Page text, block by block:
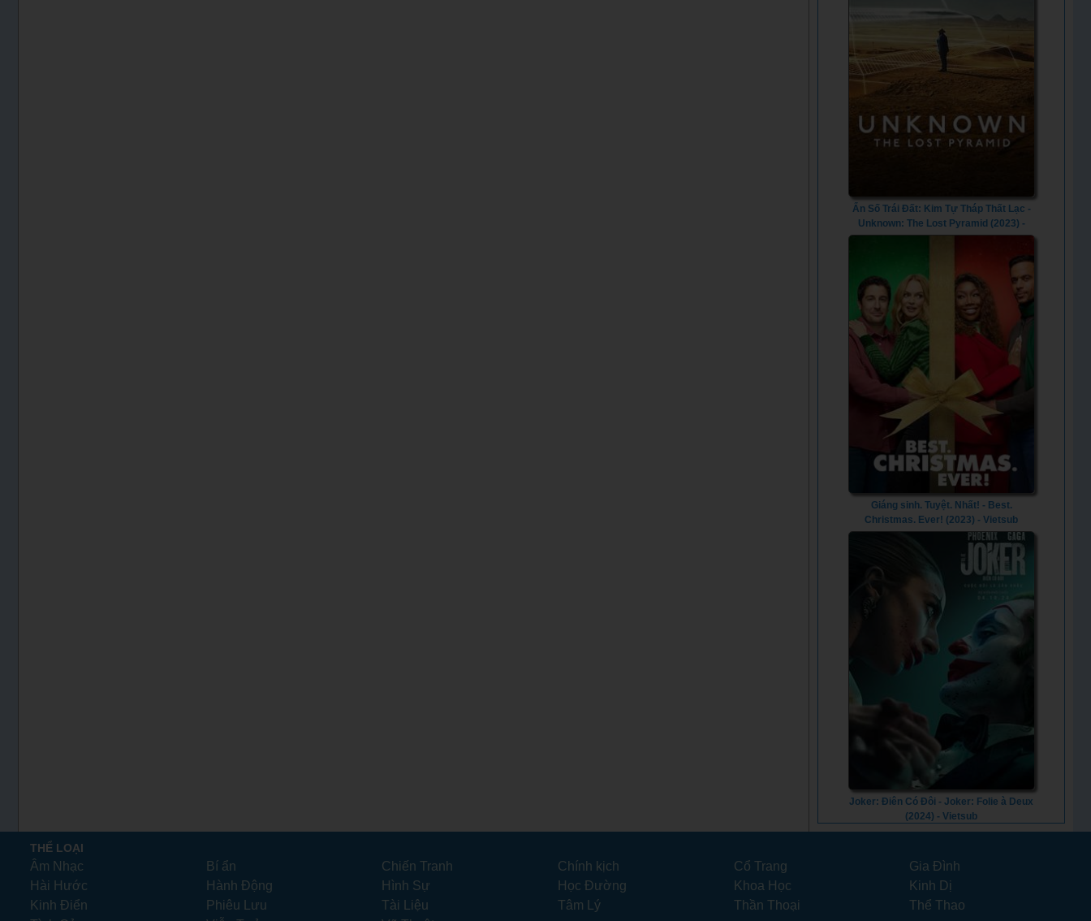
Ẩn Số Trái Đất: Kim Tự Tháp Thất Lạc -
Unknown: The Lost Pyramid (2023) -
Vietsub
Giáng sinh. Tuyệt. Nhất! - Best.
Christmas. Ever! (2023) - Vietsub
Joker: Điên Có Đôi - Joker: Folie à Deux
(2024) - Vietsub
THỂ LOẠI
Âm Nhạc Bí ẩn Chiến Tranh Chính kịch Cổ Trang
Gia Đình
Hài Hước
Hành Động Hình Sự Học Đường Khoa Học
Kinh Dị
Kinh Điển
Phiêu Lưu Tài Liệu Tâm Lý Thần Thoại
Thể Thao